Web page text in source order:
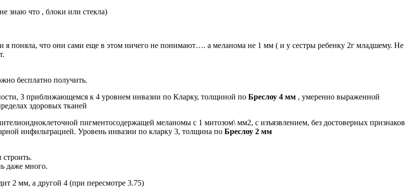
знаю что , блоки или стекла)
что они сами еще в этом ничего не понимают…. а меланома не 1 мм ( и у сестры ребенку 2г младшему. Не
бесплатно получить.
3 приближающемся к 4 уровнем инвазии по Кларку, толщиной по Бреслоу 4 мм , умеренно выраженной
здоровых тканей
пигментосодержащей меланомы с 1 митозом\ мм2, с изъязвлением, без достоверных признаков
инфильтрацией. Уровень инвазии по кларку 3, толщина по Бреслоу 2 мм
даже много.
2 мм, а другой 4 (при пересмотре 3.75)